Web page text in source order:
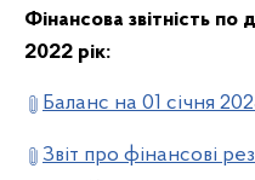
Фінансова звітність
2022 рік:
Баланс на 01 січня
Звіт про фінансові